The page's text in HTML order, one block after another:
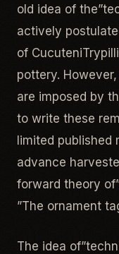
old idea of
actively
of
pottery.
are imposed by
to write these
limited published
advance
forward theory
”The ornament
The idea